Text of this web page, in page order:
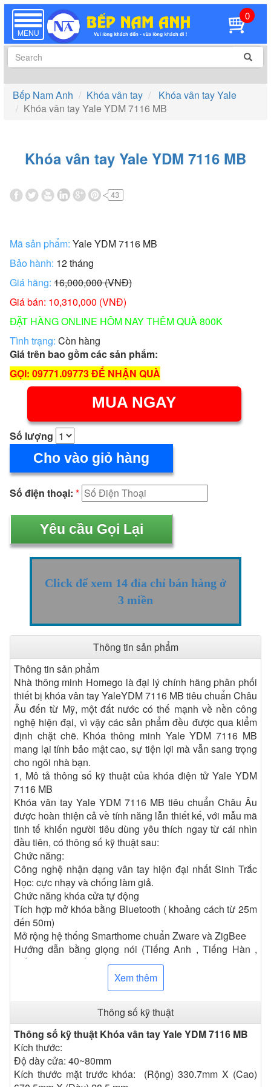
TOGGLE
NAVIGATION
MENU
0
Bếp Nam Anh Khóa vân tay
Khóa vân tay Yale
Khóa vân tay Yale YDM 7116 MB
Khóa vân tay Yale YDM 7116 MB
Mã sản phẩm: Yale YDM 7116 MB
Bảo hành: 12 tháng
Giá hãng: 16,000,000 (VNĐ)
Giá bán: 10,310,000 (VNĐ)
ĐẶT HÀNG ONLINE HÔM NAY THÊM QUÀ 800K
Tình trạng: Còn hàng
Giá trên bao gồm các sản phẩm:
GỌI: 09771.09773 ĐỂ NHẬN QUÀ
MUA NGAY
Số lượng
Cho vào giỏ hàng
Số điện thoại: *
Click để xem 14 đỉa chỉ bán hàng ở
3 miền
Thông tin sản phẩm
Thông tin sản phẩm
Nhà thông minh Homego là đại lý chính hãng phân phối
thiết bị khóa vân tay YaleYDM 7116 MB tiêu chuẩn Châu
Âu đến từ Mỹ, một đất nước có thế mạnh về nền công
nghệ hiện đại, vì vậy các sản phẩm đều được qua kiểm
định chặt chẽ. Khóa thông minh Yale YDM 7116 MB
mang lại tính bảo mật cao, sự tiện lợi mà vẫn sang trọng
cho ngôi nhà bạn.
1, Mô tả thông số kỹ thuật của khóa điện tử Yale YDM
7116 MB
Khóa vân tay Yale YDM 7116 MB tiêu chuẩn Châu Âu
được hoàn thiện cả về tính năng lẫn thiết kế, với mẫu mã
tinh tế khiến người tiêu dùng yêu thích ngay từ cái nhìn
đầu tiên, có thông số kỹ thuật sau:
Chức năng:
Công nghệ nhận dạng vân tay hiện đại nhất Sinh Trắc
Học: cực nhạy và chống làm giả.
Chức năng khóa cửa tự động
Tích hợp mở khóa bằng Bluetooth ( khoảng cách từ 25m
đến 50m)
Mở rộng hệ thống Smarthome chuẩn Zware và ZigBee
Hướng dẫn bằng giọng nói (Tiếng Anh , Tiếng Hàn ,
Tiếng Trung , Tiếng Đài Loan)
Nút bấm an toàn bên trong, chống làm phiền.
Cảnh báo pin yếu trước 10 ngày, có khe kích pin tạm thời
Chuông báo động nếu có hiện tượng phá khoá, cậy cửa
Báo động cháy: 60°C
Khóa màn hình 3 phút khi nhập sai mã pin, quẹt sai vân
tay hoặc thẻ từ quá 5 lần
2. Những ưu điểm nổi bật của khóa điện tử Yale YDM
7116 MB?
Xem thêm
Thông số kỹ thuật
Thông số kỹ thuật Khóa vân tay Yale YDM 7116 MB
Kích thước:
Độ dày cửa: 40~80mm
Kích thước mặt trước khóa: (Rộng) 330.7mm X (Cao)